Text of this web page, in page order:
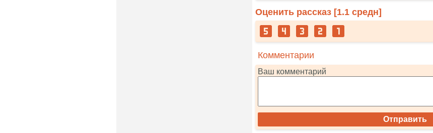
Оценить рассказ [1.1 средн]
Комментарии
Ваш комментарий